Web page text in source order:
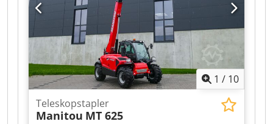
Arbeitsmodus: 4 ° · Vollgummireifen
aufvulkanisiert · Antriebsräder (vorne / hinten): 2
/ 2 · Lenkräder (vorne / hinten): 2 / 2 · Gebremste
Räder / Räder: 2 / 2 · Hersteller / Motor Modell:
Yanmar - 3TNV88C-DMU · Motornorm: Stage V ·
Nennleistung Verbrennungsmotor / Leistung:
36.20 Hp / 27.50 kW · Bodendruck: 18.20
dan/cm2 · Hydraulikdruck: 400 bar ·
Fassungsvermögen des Hydrauliktanks: 94 l ·
Fassungsvermögen des Kraftstofftanks: 72 l ·
1 / 10
Teleskopstapler
Manitou MT 625